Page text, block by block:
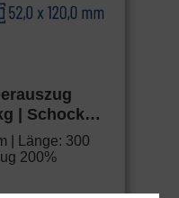
| Schock
| Länge: 300
200%